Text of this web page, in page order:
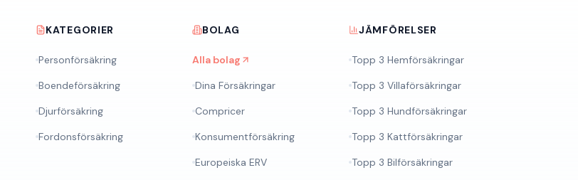
KATEGORIER
Personförsäkring
Boendeförsäkring
Djurförsäkring
Fordonsförsäkring
BOLAG
Alla bolag
Dina Försäkringar
Compricer
Konsumentförsäkring
Europeiska ERV
JÄMFÖRELSER
Topp 3 Hemförsäkringar
Topp 3 Villaförsäkringar
Topp 3 Hundförsäkringar
Topp 3 Kattförsäkringar
Topp 3 Bilförsäkringar